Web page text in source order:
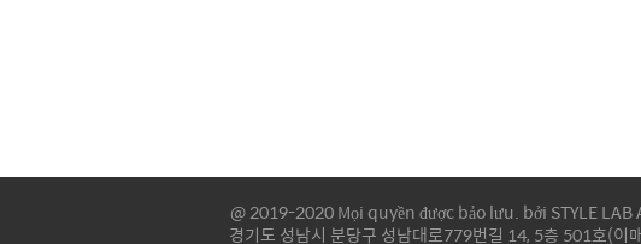
@ 2019-2020 Mọi quyền được bảo lưu. bởi STYLE LAB
경기도 성남시 분당구 성남대로779번길 14, 5층 501호(이